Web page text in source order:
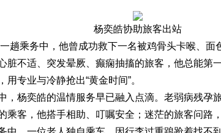
杨奕皓协助旅客出站
乘务中，他曾成功救下一名被鸡骨头卡喉、面
脏不适、突发晕厥、癫痫抽搐的旅客，他总能第
用专业与冷静抢出“黄金时间”。
杨奕皓的温情服务早已融入点滴。老弱病残孕
乘客，他搭手相助、叮嘱安全；迷茫的旅客问路